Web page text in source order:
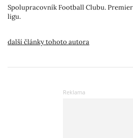
Spolupracovník Football Clubu. Premier
ligu.
další články tohoto autora